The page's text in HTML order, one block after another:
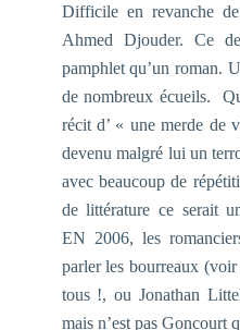
Difficile en revanche
Ahmed Djouder. Ce
pamphlet qu’un roman.
de nombreux écueils.
récit d’ « une merde de
devenu malgré lui un
avec beaucoup de
de littérature ce serait
EN 2006, les
parler les bourreaux
tous !, ou Jonathan
mais n’est pas Goncourt